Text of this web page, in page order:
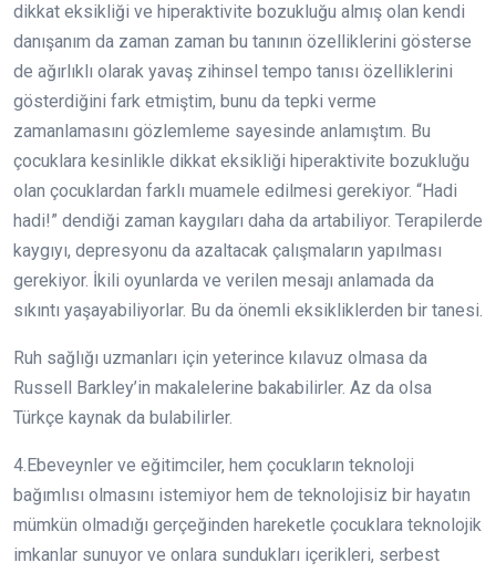
dikkat eksikliği ve hiperaktivite bozukluğu almış olan kendi
danışanım da zaman zaman bu tanının özelliklerini gösterse
de ağırlıklı olarak yavaş zihinsel tempo tanısı özelliklerini
gösterdiğini fark etmiştim, bunu da tepki verme
zamanlamasını gözlemleme sayesinde anlamıştım. Bu
çocuklara kesinlikle dikkat eksikliği hiperaktivite bozukluğu
olan çocuklardan farklı muamele edilmesi gerekiyor. “Hadi
hadi!” dendiği zaman kaygıları daha da artabiliyor. Terapilerde
kaygıyı, depresyonu da azaltacak çalışmaların yapılması
gerekiyor. İkili oyunlarda ve verilen mesajı anlamada da
sıkıntı yaşayabiliyorlar. Bu da önemli eksikliklerden bir tanesi.
Ruh sağlığı uzmanları için yeterince kılavuz olmasa da
Russell Barkley’in makalelerine bakabilirler. Az da olsa
Türkçe kaynak da bulabilirler.
4.Ebeveynler ve eğitimciler, hem çocukların teknoloji
bağımlısı olmasını istemiyor hem de teknolojisiz bir hayatın
mümkün olmadığı gerçeğinden hareketle çocuklara teknolojik
imkanlar sunuyor ve onlara sundukları içerikleri, serbest